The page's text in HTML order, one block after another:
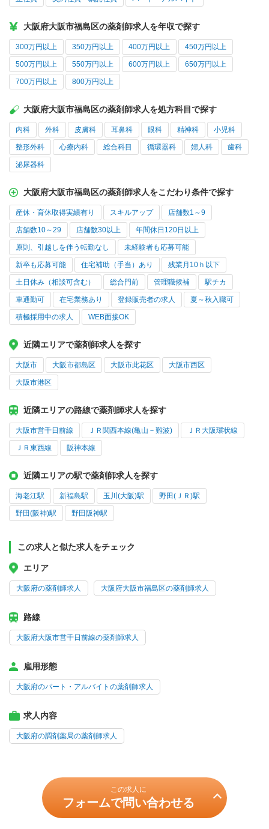
大阪府大阪市福島区の薬剤師求人を年収で探す
300万円以上 350万円以上 400万円以上 450万円以上
500万円以上 550万円以上 600万円以上 650万円以上
700万円以上 800万円以上
大阪府大阪市福島区の薬剤師求人を処方科目で探す
内科 外科 皮膚科 耳鼻科 眼科 精神科 小児科
整形外科 心療内科 総合科目 循環器科 婦人科 歯科
泌尿器科
大阪府大阪市福島区の薬剤師求人をこだわり条件で探す
産休・育休取得実績有り スキルアップ 店舗数1～9
店舗数10～29 店舗数30以上 年間休日120日以上
原則、引越しを伴う転勤なし 未経験者も応募可能
新卒も応募可能 住宅補助（手当）あり 残業月10ｈ以下
土日休み（相談可含む） 総合門前 管理職候補 駅チカ
車通勤可 在宅業務あり 登録販売者の求人 夏～秋入職可
積極採用中の求人 WEB面接OK
近隣エリアで薬剤師求人を探す
大阪市 大阪市都島区 大阪市此花区 大阪市西区
大阪市港区
近隣エリアの路線で薬剤師求人を探す
大阪市営千日前線 ＪＲ関西本線(亀山－難波) ＪＲ大阪環状線
ＪＲ東西線 阪神本線
近隣エリアの駅で薬剤師求人を探す
海老江駅 新福島駅 玉川(大阪)駅 野田(ＪＲ)駅
野田(阪神)駅 野田阪神駅
この求人と似た求人をチェック
エリア
大阪府の薬剤師求人 大阪府大阪市福島区の薬剤師求人
路線
大阪府大阪市営千日前線の薬剤師求人
雇用形態
大阪府のパート・アルバイトの薬剤師求人
求人内容
大阪府の調剤薬局の薬剤師求人
この求人に
フォームで問い合わせる